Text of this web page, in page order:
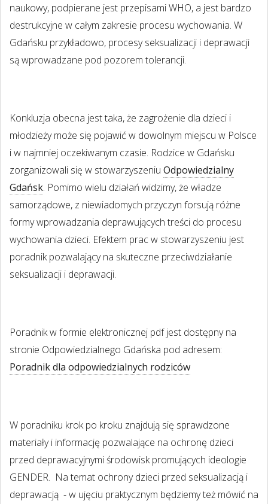
naukowy, podpierane jest przepisami WHO, a jest bardzo
destrukcyjne w całym zakresie procesu wychowania. W
Gdańsku przykładowo, procesy seksualizacji i deprawacji
są wprowadzane pod pozorem tolerancji.
Konkluzja obecna jest taka, że zagrożenie dla dzieci i
młodzieży może się pojawić w dowolnym miejscu w Polsce
i w najmniej oczekiwanym czasie. Rodzice w Gdańsku
zorganizowali się w stowarzyszeniu Odpowiedzialny
Gdańsk. Pomimo wielu działań widzimy, że władze
samorządowe, z niewiadomych przyczyn forsują różne
formy wprowadzania deprawujących treści do procesu
wychowania dzieci. Efektem prac w stowarzyszeniu jest
poradnik pozwalający na skuteczne przeciwdziałanie
seksualizacji i deprawacji.
Poradnik w formie elektronicznej pdf jest dostępny na
stronie Odpowiedzialnego Gdańska pod adresem:
Poradnik dla odpowiedzialnych rodziców
W poradniku krok po kroku znajdują się sprawdzone
materiały i informację pozwalające na ochronę dzieci
przed deprawacyjnymi środowisk promujących ideologie
GENDER. Na temat ochrony dzieci przed seksualizacją i
deprawacją - w ujęciu praktycznym będziemy też mówić na